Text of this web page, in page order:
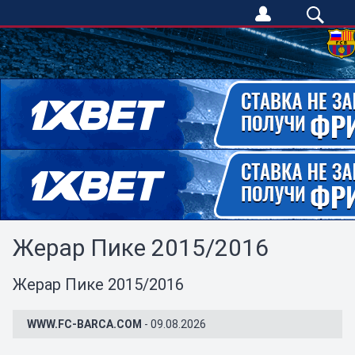
Жерар Пике 2015/2016
Жерар Пике 2015/2016
WWW.FC-BARCA.COM - 09.08.2026